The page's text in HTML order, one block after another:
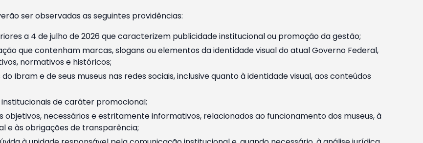
ser observadas as seguintes providências:
a 4 de julho de 2026 que caracterizem publicidade institucional ou promoção da gestão;
que contenham marcas, slogans ou elementos da identidade visual do atual Governo Federal,
normativos e históricos;
Ibram e de seus museus nas redes sociais, inclusive quanto à identidade visual, aos conteúdos
de caráter promocional;
necessários e estritamente informativos, relacionados ao funcionamento dos museus, à
e às obrigações de transparência;